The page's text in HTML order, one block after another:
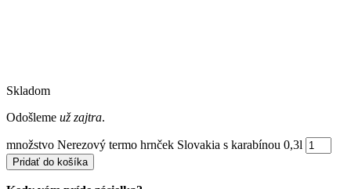
Skladom
Odošleme už zajtra.
množstvo Nerezový termo hrnček Slovakia s karabínou 0,3l
Pridať do košíka